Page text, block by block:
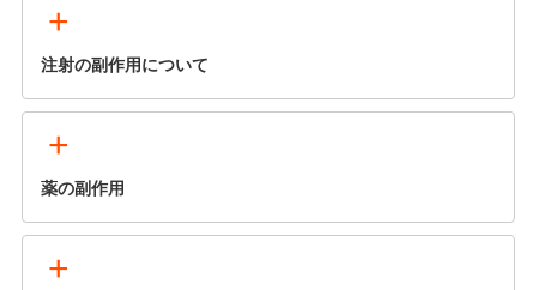
+
注射の副作用について
+
薬の副作用
+